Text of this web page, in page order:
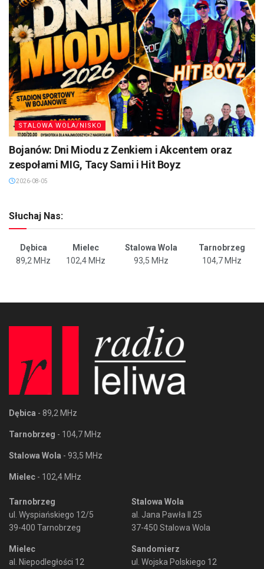
STALOWA WOLA/NISKO
Bojanów: Dni Miodu z Zenkiem i Akcentem oraz
zespołami MIG, Tacy Sami i Hit Boyz
2026-08-05
Słuchaj Nas:
Dębica Mielec Stalowa Wola
Tarnobrzeg
89,2 MHz
102,4 MHz 93,5 MHz 104,7 MHz
Dębica - 89,2 MHz
Tarnobrzeg - 104,7 MHz
Stalowa Wola - 93,5 MHz
Mielec - 102,4 MHz
Tarnobrzeg
ul. Wyspiańskiego 12/5
39-400 Tarnobrzeg
Mielec
al. Niepodległości 12
Stalowa Wola
al. Jana Pawła II 25
37-450 Stalowa Wola
Sandomierz
ul. Wojska Polskiego 12